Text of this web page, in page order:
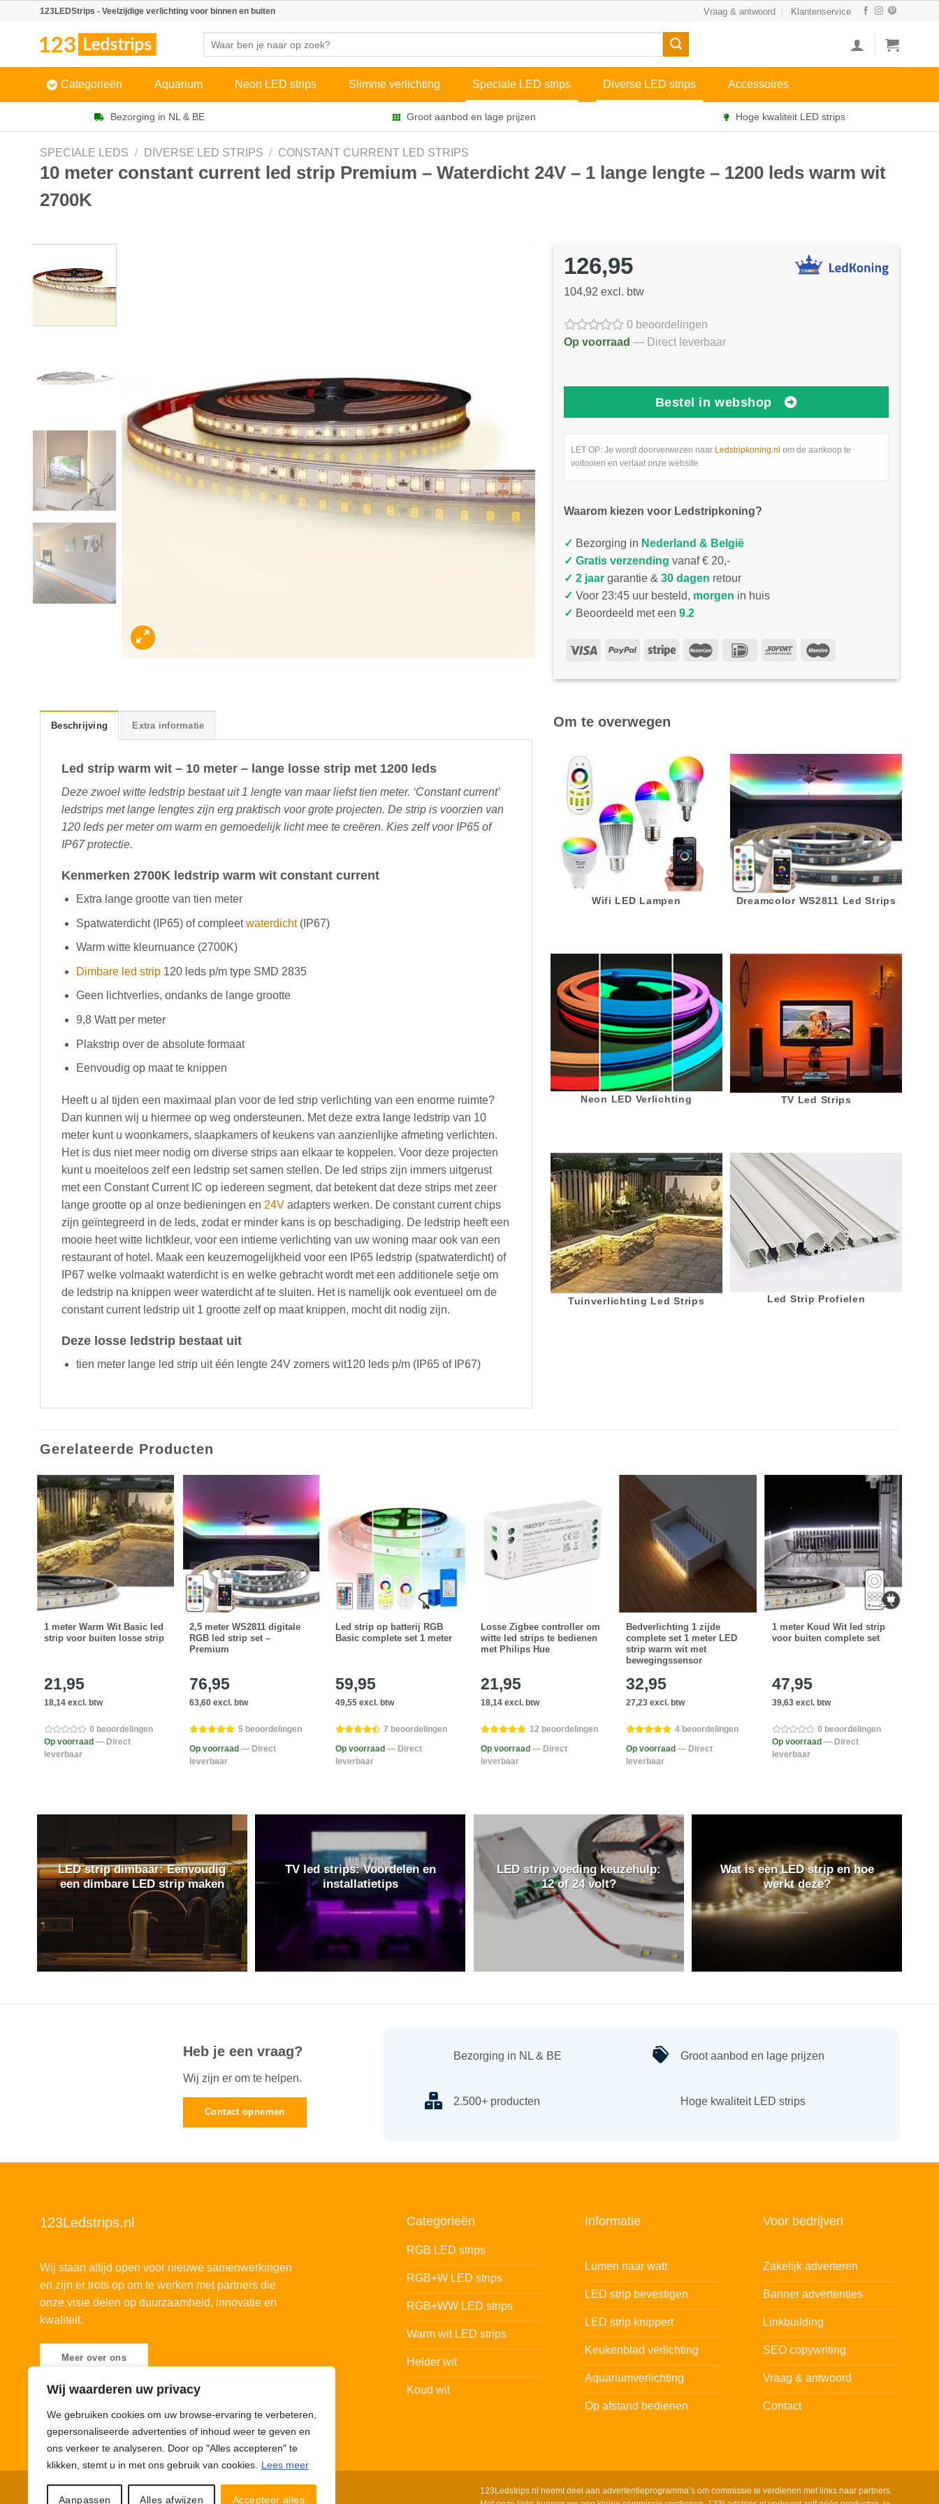
Wij waarderen uw privacy
We gebruiken cookies om uw browse-ervaring te verbeteren,
gepersonaliseerde advertenties of inhoud weer te geven en
ons verkeer te analyseren. Door op "Alles accepteren" te
klikken, stemt u in met ons gebruik van cookies.
Lees meer
Aanpassen Alles afwijzen Accepteer alles
123LEDStrips - Veelzijdige verlichting voor binnen en buiten Vraag & antwoord Klantenservice
Categorieën Aquarium Neon LED strips Slimme verlichting Speciale LED strips Diverse LED strips Accessoires
Bezorging in NL & BE Groot aanbod en lage prijzen Hoge kwaliteit LED strips
SPECIALE LEDS / DIVERSE LED STRIPS / CONSTANT CURRENT LED STRIPS
10 meter constant current led strip Premium – Waterdicht 24V – 1 lange lengte – 1200 leds warm wit
2700K
126,95
104,92 excl. btw
0 beoordelingen
Op voorraad — Direct leverbaar
Bestel in webshop
LET OP: Je wordt doorverwezen naar Ledstripkoning.nl om de aankoop te
voltooien en verlaat onze website.
Waarom kiezen voor Ledstripkoning?
✓ Bezorging in Nederland & België
✓ Gratis verzending vanaf € 20,-
✓ 2 jaar garantie & 30 dagen retour
✓ Voor 23:45 uur besteld, morgen in huis
✓ Beoordeeld met een 9.2
Beschrijving Extra informatie
Led strip warm wit – 10 meter – lange losse strip met 1200 leds
Deze zwoel witte ledstrip bestaat uit 1 lengte van maar liefst tien meter. ‘Constant current’
ledstrips met lange lengtes zijn erg praktisch voor grote projecten. De strip is voorzien van
120 leds per meter om warm en gemoedelijk licht mee te creëren. Kies zelf voor IP65 of
IP67 protectie.
Kenmerken 2700K ledstrip warm wit constant current
Extra lange grootte van tien meter
Spatwaterdicht (IP65) of compleetwaterdicht(IP67)
Warm witte kleurnuance (2700K)
Dimbare led strip120 leds p/m type SMD 2835
Geen lichtverlies, ondanks de lange grootte
9,8 Watt per meter
Plakstrip over de absolute formaat
Eenvoudig op maat te knippen
Heeft u al tijden een maximaal plan voor de led strip verlichting van een enorme ruimte?
Dan kunnen wij u hiermee op weg ondersteunen. Met deze extra lange ledstrip van 10
meter kunt u woonkamers, slaapkamers of keukens van aanzienlijke afmeting verlichten.
Het is dus niet meer nodig om diverse strips aan elkaar te koppelen. Voor deze projecten
kunt u moeiteloos zelf een ledstrip set samen stellen. De led strips zijn immers uitgerust
met een Constant Current IC op iedereen segment, dat betekent dat deze strips met zeer
lange grootte op al onze bedieningen en 24V adapters werken. De constant current chips
zijn geïntegreerd in de leds, zodat er minder kans is op beschadiging. De ledstrip heeft een
mooie heet witte lichtkleur, voor een intieme verlichting van uw woning maar ook van een
restaurant of hotel. Maak een keuzemogelijkheid voor een IP65 ledstrip (spatwaterdicht) of
IP67 welke volmaakt waterdicht is en welke gebracht wordt met een additionele setje om
de ledstrip na knippen weer waterdicht af te sluiten. Het is namelijk ook eventueel om de
constant current ledstrip uit 1 grootte zelf op maat knippen, mocht dit nodig zijn.
Deze losse ledstrip bestaat uit
tien meter lange led strip uit één lengte 24V zomers wit120 leds p/m (IP65 of IP67)
Om te overwegen
Wifi LED Lampen Dreamcolor WS2811 Led Strips
Neon LED Verlichting TV Led Strips
Tuinverlichting Led Strips Led Strip Profielen
Gerelateerde Producten
1 meter Warm Wit Basic led
strip voor buiten losse strip
21,95
18,14 excl. btw
0 beoordelingen
Op voorraad — Direct
leverbaar
2,5 meter WS2811 digitale
RGB led strip set –
Premium
76,95
63,60 excl. btw
5 beoordelingen
Op voorraad — Direct
leverbaar
Led strip op batterij RGB
Basic complete set 1 meter
59,95
49,55 excl. btw
7 beoordelingen
Op voorraad — Direct
leverbaar
Losse Zigbee controller om
witte led strips te bedienen
met Philips Hue
21,95
18,14 excl. btw
12 beoordelingen
Op voorraad — Direct
leverbaar
Bedverlichting 1 zijde
complete set 1 meter LED
strip warm wit met
bewegingssensor
32,95
27,23 excl. btw
4 beoordelingen
Op voorraad — Direct
leverbaar
1 meter Koud Wit led strip
voor buiten complete set
47,95
39,63 excl. btw
0 beoordelingen
Op voorraad — Direct
leverbaar
LED strip dimbaar: Eenvoudig
een dimbare LED strip maken
TV led strips: Voordelen en
installatietips
LED strip voeding keuzehulp:
12 of 24 volt?
Wat is een LED strip en hoe
werkt deze?
Heb je een vraag?
Wij zijn er om te helpen.
Contact opnemen
Bezorging in NL & BE
2.500+ producten
Groot aanbod en lage prijzen
Hoge kwaliteit LED strips
123Ledstrips.nl
Wij staan altijd open voor nieuwe samenwerkingen
en zijn er trots op om te werken met partners die
onze visie delen op duurzaamheid, innovatie en
kwaliteit.
Meer over ons
Categorieën
RGB LED strips
RGB+W LED strips
RGB+WW LED strips
Warm wit LED strips
Helder wit
Koud wit
Informatie
Lumen naar watt
LED strip bevestigen
LED strip knippert
Keukenblad verlichting
Aquariumverlichting
Op afstand bedienen
Voor bedrijven
Zakelijk adverteren
Banner advertenties
Linkbuilding
SEO copywriting
Vraag & antwoord
Contact
© 123Ledstrips.nl
123Ledstrips.nl neemt deel aan advertentieprogramma’s om commissie te verdienen met links naar partners.